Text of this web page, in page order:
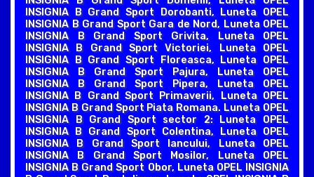
INSIGNIA B Grand Sport Dorobanti, Luneta OPEL
INSIGNIA B Grand Sport Gara de Nord, Luneta OPEL
INSIGNIA B Grand Sport Grivita, Luneta OPEL
INSIGNIA B Grand Sport Victoriei, Luneta OPEL
INSIGNIA B Grand Sport Floreasca, Luneta OPEL
INSIGNIA B Grand Sport Pajura, Luneta OPEL
INSIGNIA B Grand Sport Pipera, Luneta OPEL
INSIGNIA B Grand Sport Primaverii, Luneta OPEL
INSIGNIA B Grand Sport Piata Romana. Luneta OPEL
INSIGNIA B Grand Sport sector 2: Luneta OPEL
INSIGNIA B Grand Sport Colentina, Luneta OPEL
INSIGNIA B Grand Sport Iancului, Luneta OPEL
INSIGNIA B Grand Sport Mosilor, Luneta OPEL
INSIGNIA B Grand Sport Obor, Luneta OPEL INSIGNIA